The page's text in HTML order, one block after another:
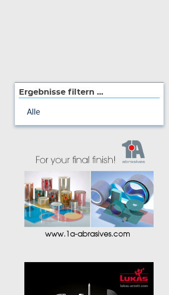
Ergebnisse filtern …
Alle